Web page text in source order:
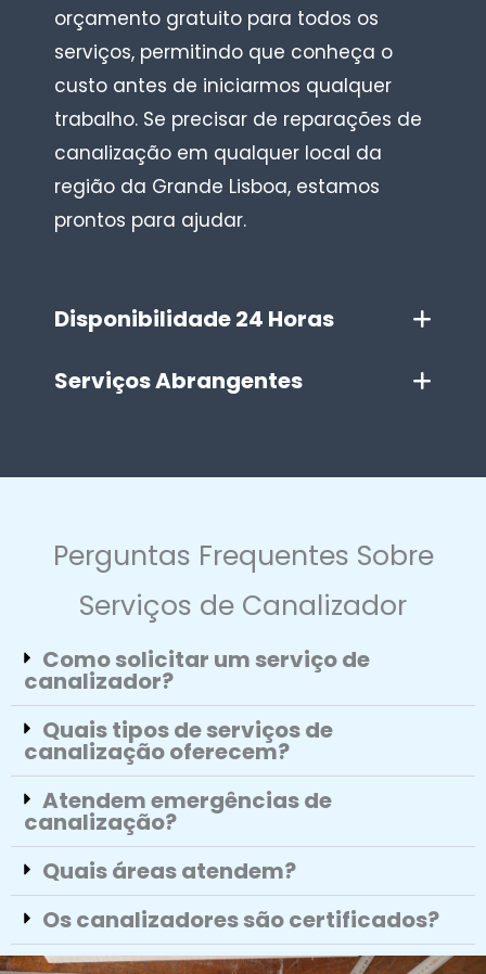
orçamento gratuito para todos os
serviços, permitindo que conheça o
custo antes de iniciarmos qualquer
trabalho. Se precisar de reparações de
canalização em qualquer local da
região da Grande Lisboa, estamos
prontos para ajudar.
Disponibilidade 24 Horas
Serviços Abrangentes
Perguntas Frequentes Sobre
Serviços de Canalizador
Como solicitar um serviço de
canalizador?
Quais tipos de serviços de
canalização oferecem?
Atendem emergências de
canalização?
Quais áreas atendem?
Os canalizadores são certificados?